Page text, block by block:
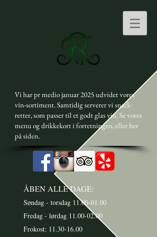
Vi har pr medio januar 2025 udvidet vores
vin-sortiment. Samtidig serverer vi snack-
retter, som passer til et godt glas vin. Se vores
menu og drikkekort i forretningen, eller her
på siden.
ÅBEN ALLE DAGE:
Søndag - torsdag 11.00-01.00
Fredag - lørdag 11.00-02.00
Frokost: 11.30-16.00